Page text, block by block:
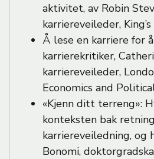
aktivitet, av Robin
karriereveileder,
Å lese en karriere for
karrierekritiker,
karriereveileder,
Economics and
«Kjenn ditt terreng»:
konteksten bak
karriereveiledning, og
Bonomi,